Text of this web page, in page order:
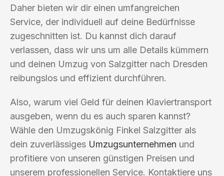
Daher bieten wir dir einen umfangreichen
Service, der individuell auf deine Bedürfnisse
zugeschnitten ist. Du kannst dich darauf
verlassen, dass wir uns um alle Details kümmern
und deinen Umzug von Salzgitter nach Dresden
reibungslos und effizient durchführen.
Also, warum viel Geld für deinen Klaviertransport
ausgeben, wenn du es auch sparen kannst?
Wähle den Umzugskönig Finkel Salzgitter als
dein zuverlässiges Umzugsunternehmen und
profitiere von unseren günstigen Preisen und
unserem professionellen Service. Kontaktiere uns